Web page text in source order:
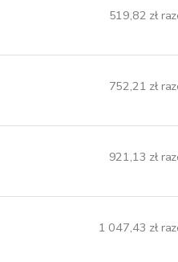
519,82 zł
752,21 zł
921,13 zł
1 047,43 zł